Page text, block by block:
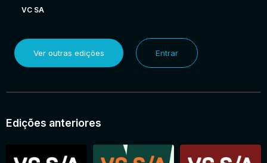
VC SA
Ver outras edições Entrar
Edições anteriores